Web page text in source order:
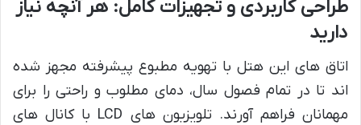
طراحی کاربردی و تجهیزات کامل: هر آنچه نیاز
دارید
اتاق های این هتل با تهویه مطبوع پیشرفته مجهز شده
اند تا در تمام فصول سال، دمای مطلوب و راحتی را برای
مهمانان فراهم آورند. تلویزیون های LCD با کانال های